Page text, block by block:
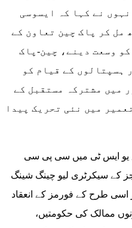
نے کہا کہ ایسوسی
مل کر پاک چین تعاون کے
وسعت دینے، چین-پاک
ہسپتالوں کے قیام کو
میں مشترکہ مستقبل کے
میں نئی تحریک پیدا
یو ایس ٹی میں سی پی سی
کے سیکرٹری لیو چینگ شینگ
اسی طرح کے فورمز کے انعقاد
ممالک کی حکومتیں،